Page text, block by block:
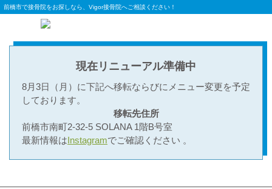
前橋市で接骨院をお探しなら、Vigor接骨院へご相談ください！
現在リニューアル準備中
8月3日（月）に下記へ移転ならびにメニュー変更を予定
しております。
移転先住所
前橋市南町2-32-5 SOLANA 1階B号室
最新情報はInstagramでご確認ください 。